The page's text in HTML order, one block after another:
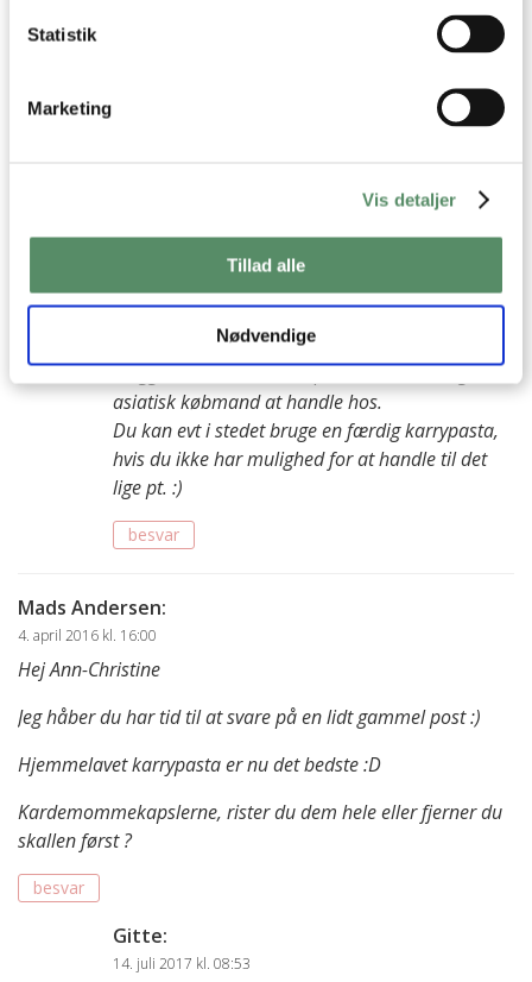
Statistik
Marketing
Vis detaljer
Tillad alle
Nødvendige
sinemarie
28. februar 2018 kl. 07:16
besvar
28. februar 2018 kl. 10:01
Lige denne opskrift er en af de få jeg har på
bloggen, der kræver en specialkøbmand og en
asiatisk købmand at handle hos.
Du kan evt i stedet bruge en færdig karrypasta,
hvis du ikke har mulighed for at handle til det
lige pt. :)
besvar
Mads Andersen:
4. april 2016 kl. 16:00
Hej Ann-Christine
Jeg håber du har tid til at svare på en lidt gammel post :)
Hjemmelavet karrypasta er nu det bedste :D
Kardemommekapslerne, rister du dem hele eller fjerner du
skallen først ?
besvar
Gitte:
14. juli 2017 kl. 08:53